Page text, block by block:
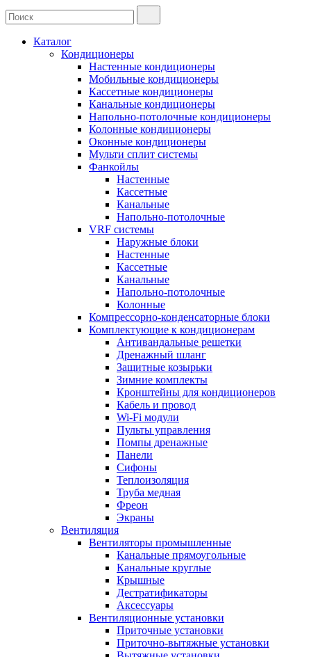
Каталог
Кондиционеры
Настенные кондиционеры
Мобильные кондиционеры
Кассетные кондиционеры
Канальные кондиционеры
Напольно-потолочные кондиционеры
Колонные кондиционеры
Оконные кондиционеры
Мульти сплит системы
Фанкойлы
Настенные
Кассетные
Канальные
Напольно-потолочные
VRF системы
Наружные блоки
Настенные
Кассетные
Канальные
Напольно-потолочные
Колонные
Компрессорно-конденсаторные блоки
Комплектующие к кондиционерам
Антивандальные решетки
Дренажный шланг
Защитные козырьки
Зимние комплекты
Кронштейны для кондиционеров
Кабель и провод
Wi-Fi модули
Пульты управления
Помпы дренажные
Панели
Сифоны
Теплоизоляция
Труба медная
Фреон
Экраны
Вентиляция
Вентиляторы промышленные
Канальные прямоугольные
Канальные круглые
Крышные
Дестратификаторы
Аксессуары
Вентиляционные установки
Приточные установки
Приточно-вытяжные установки